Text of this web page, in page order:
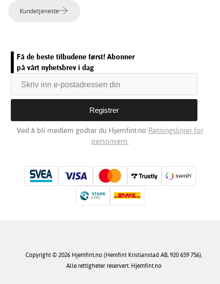
Kundetjeneste
Få de beste tilbudene først! Abonner
på vårt nyhetsbrev i dag
Ved å bli medlem godtar du Hjemfint.no Retningslinjer for
personvern.
Copyright © 2026 Hjemfint.no (Hemfint Kristianstad AB, 920 659 756).
Alle rettigheter reservert. Hjemfint.no